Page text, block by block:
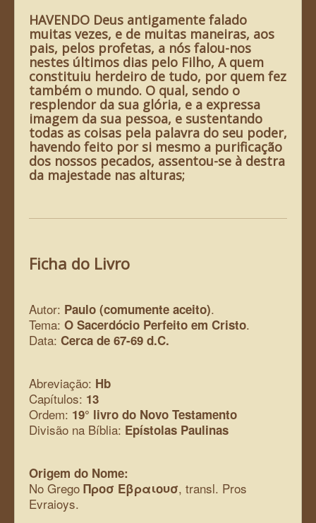
HAVENDO Deus antigamente falado
muitas vezes, e de muitas maneiras, aos
pais, pelos profetas, a nós falou-nos
nestes últimos dias pelo Filho, A quem
constituiu herdeiro de tudo, por quem fez
também o mundo. O qual, sendo o
resplendor da sua glória, e a expressa
imagem da sua pessoa, e sustentando
todas as coisas pela palavra do seu poder,
havendo feito por si mesmo a purificação
dos nossos pecados, assentou-se à destra
da majestade nas alturas;
Ficha do Livro
Autor: Paulo (comumente aceito).
Tema: O Sacerdócio Perfeito em Cristo.
Data: Cerca de 67-69 d.C.
Abreviação: Hb
Capítulos: 13
Ordem: 19° livro do Novo Testamento
Divisão na Bíblia: Epístolas Paulinas
Origem do Nome:
No Grego Προσ Εβραιουσ, transl. Pros
Evraioys.